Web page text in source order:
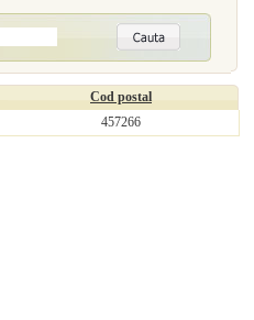
Cod postal
457266